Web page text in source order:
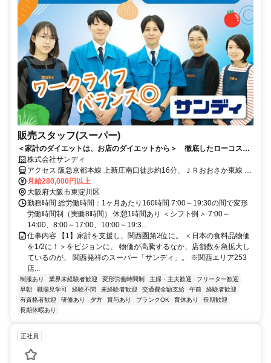
販売スタッフ(スーパー)
＜家計のダイエットは、お店のダイエットから＞ 徹底したローコスト
オペレーションで、余分なムダをカット。家計費のダイエットをサポー
トする価格で、圧倒的な支持を獲得！ 流通業界にイノベーションを起
こす一員に。＜社員へは手厚い投資を継続＞主任職の【年収730万円】
は業界トップクラス。未経験者も28万円以上。【賞与5.43ヶ月】。海外
研修や早期の昇進・昇格あり。営業は19:30までで、【残業ほぼなし】
と労働時間のダイエットも積極推進中！
株式会社サンディ
アクセス 阪急京都本線 上新庄南口徒歩約16分、ＪＲおおさか東線 Ｊ
Ｒ淡路東口徒歩約15分、OsakaMetro今里筋線 だいどう豊里2番口徒
歩約19分 ※公共交通機関を利用した1時間半以内のエリア上記勤務地
以外での勤務の可能性あり。詳しくは面接にて。
月給280,000円以上
大阪府大阪市東淀川区
勤務時間 総労働時間：1ヶ月あたり160時間 7:00～19:30の間で変形
労働時間制（実働8時間） 休憩1時間あり ＜シフト例＞ 7:00～
14:00、8:00～17:00、10:00～19:3...
仕事内容 【1】家計を支援し、関西圏第2位に。 ＜日本の食料品物価
を1/2に！＞をビジョンに、 物価が高騰するなか、店舗数を急拡大し
ているのが、 関西発祥のスーパー「サンディ」。 ※関西エリア253
店...
制服あり 業界未経験者歓迎 変形労働時間制 主婦・主夫歓迎
フリーター歓迎
早朝
職場見学可 経験不問 未経験者歓迎 交通費全額支給 午前
経験者歓迎
有資格者歓迎
研修あり 夕方 賞与あり ブランクOK 育休あり
長期歓迎
長期休暇あり
正社員